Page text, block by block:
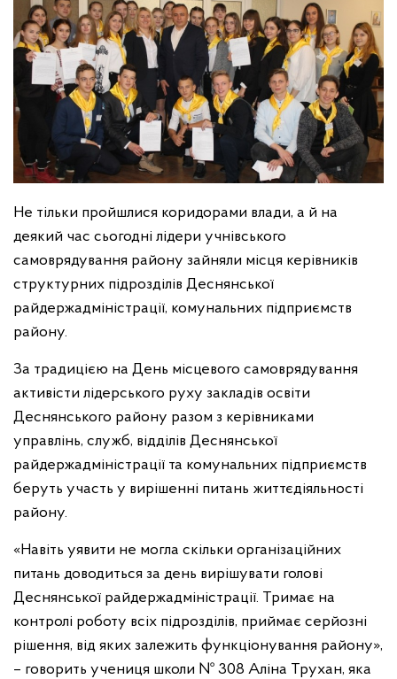
Не тільки пройшлися коридорами влади, а й на
деякий час сьогодні лідери учнівського
самоврядування району зайняли місця керівників
структурних підрозділів Деснянської
райдержадміністрації, комунальних підприємств
району.
За традицією на День місцевого самоврядування
активісти лідерського руху закладів освіти
Деснянського району разом з керівниками
управлінь, служб, відділів Деснянської
райдержадміністрації та комунальних підприємств
беруть участь у вирішенні питань життєдіяльності
району.
«Навіть уявити не могла скільки організаційних
питань доводиться за день вирішувати голові
Деснянської райдержадміністрації. Тримає на
контролі роботу всіх підрозділів, приймає серйозні
рішення, від яких залежить функціонування району»,
– говорить учениця школи № 308 Аліна Трухан, яка